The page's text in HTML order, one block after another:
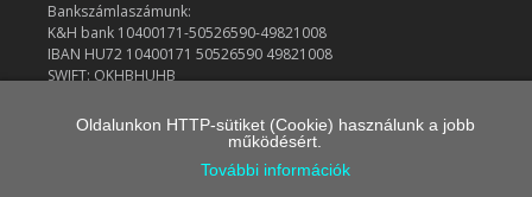
Bankszámlaszámunk:
K&H bank 10400171-50526590-49821008
IBAN HU72 10400171 50526590 49821008
SWIFT: OKHBHUHB
© 2026 Demokratikus Koalíció
Oldalunkon HTTP-sütiket (Cookie) használunk a jobb
működésért.
További információk